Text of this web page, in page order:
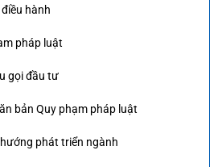
hành
pháp luật
gọi đầu tư
bản Quy phạm pháp luật
phát triển ngành